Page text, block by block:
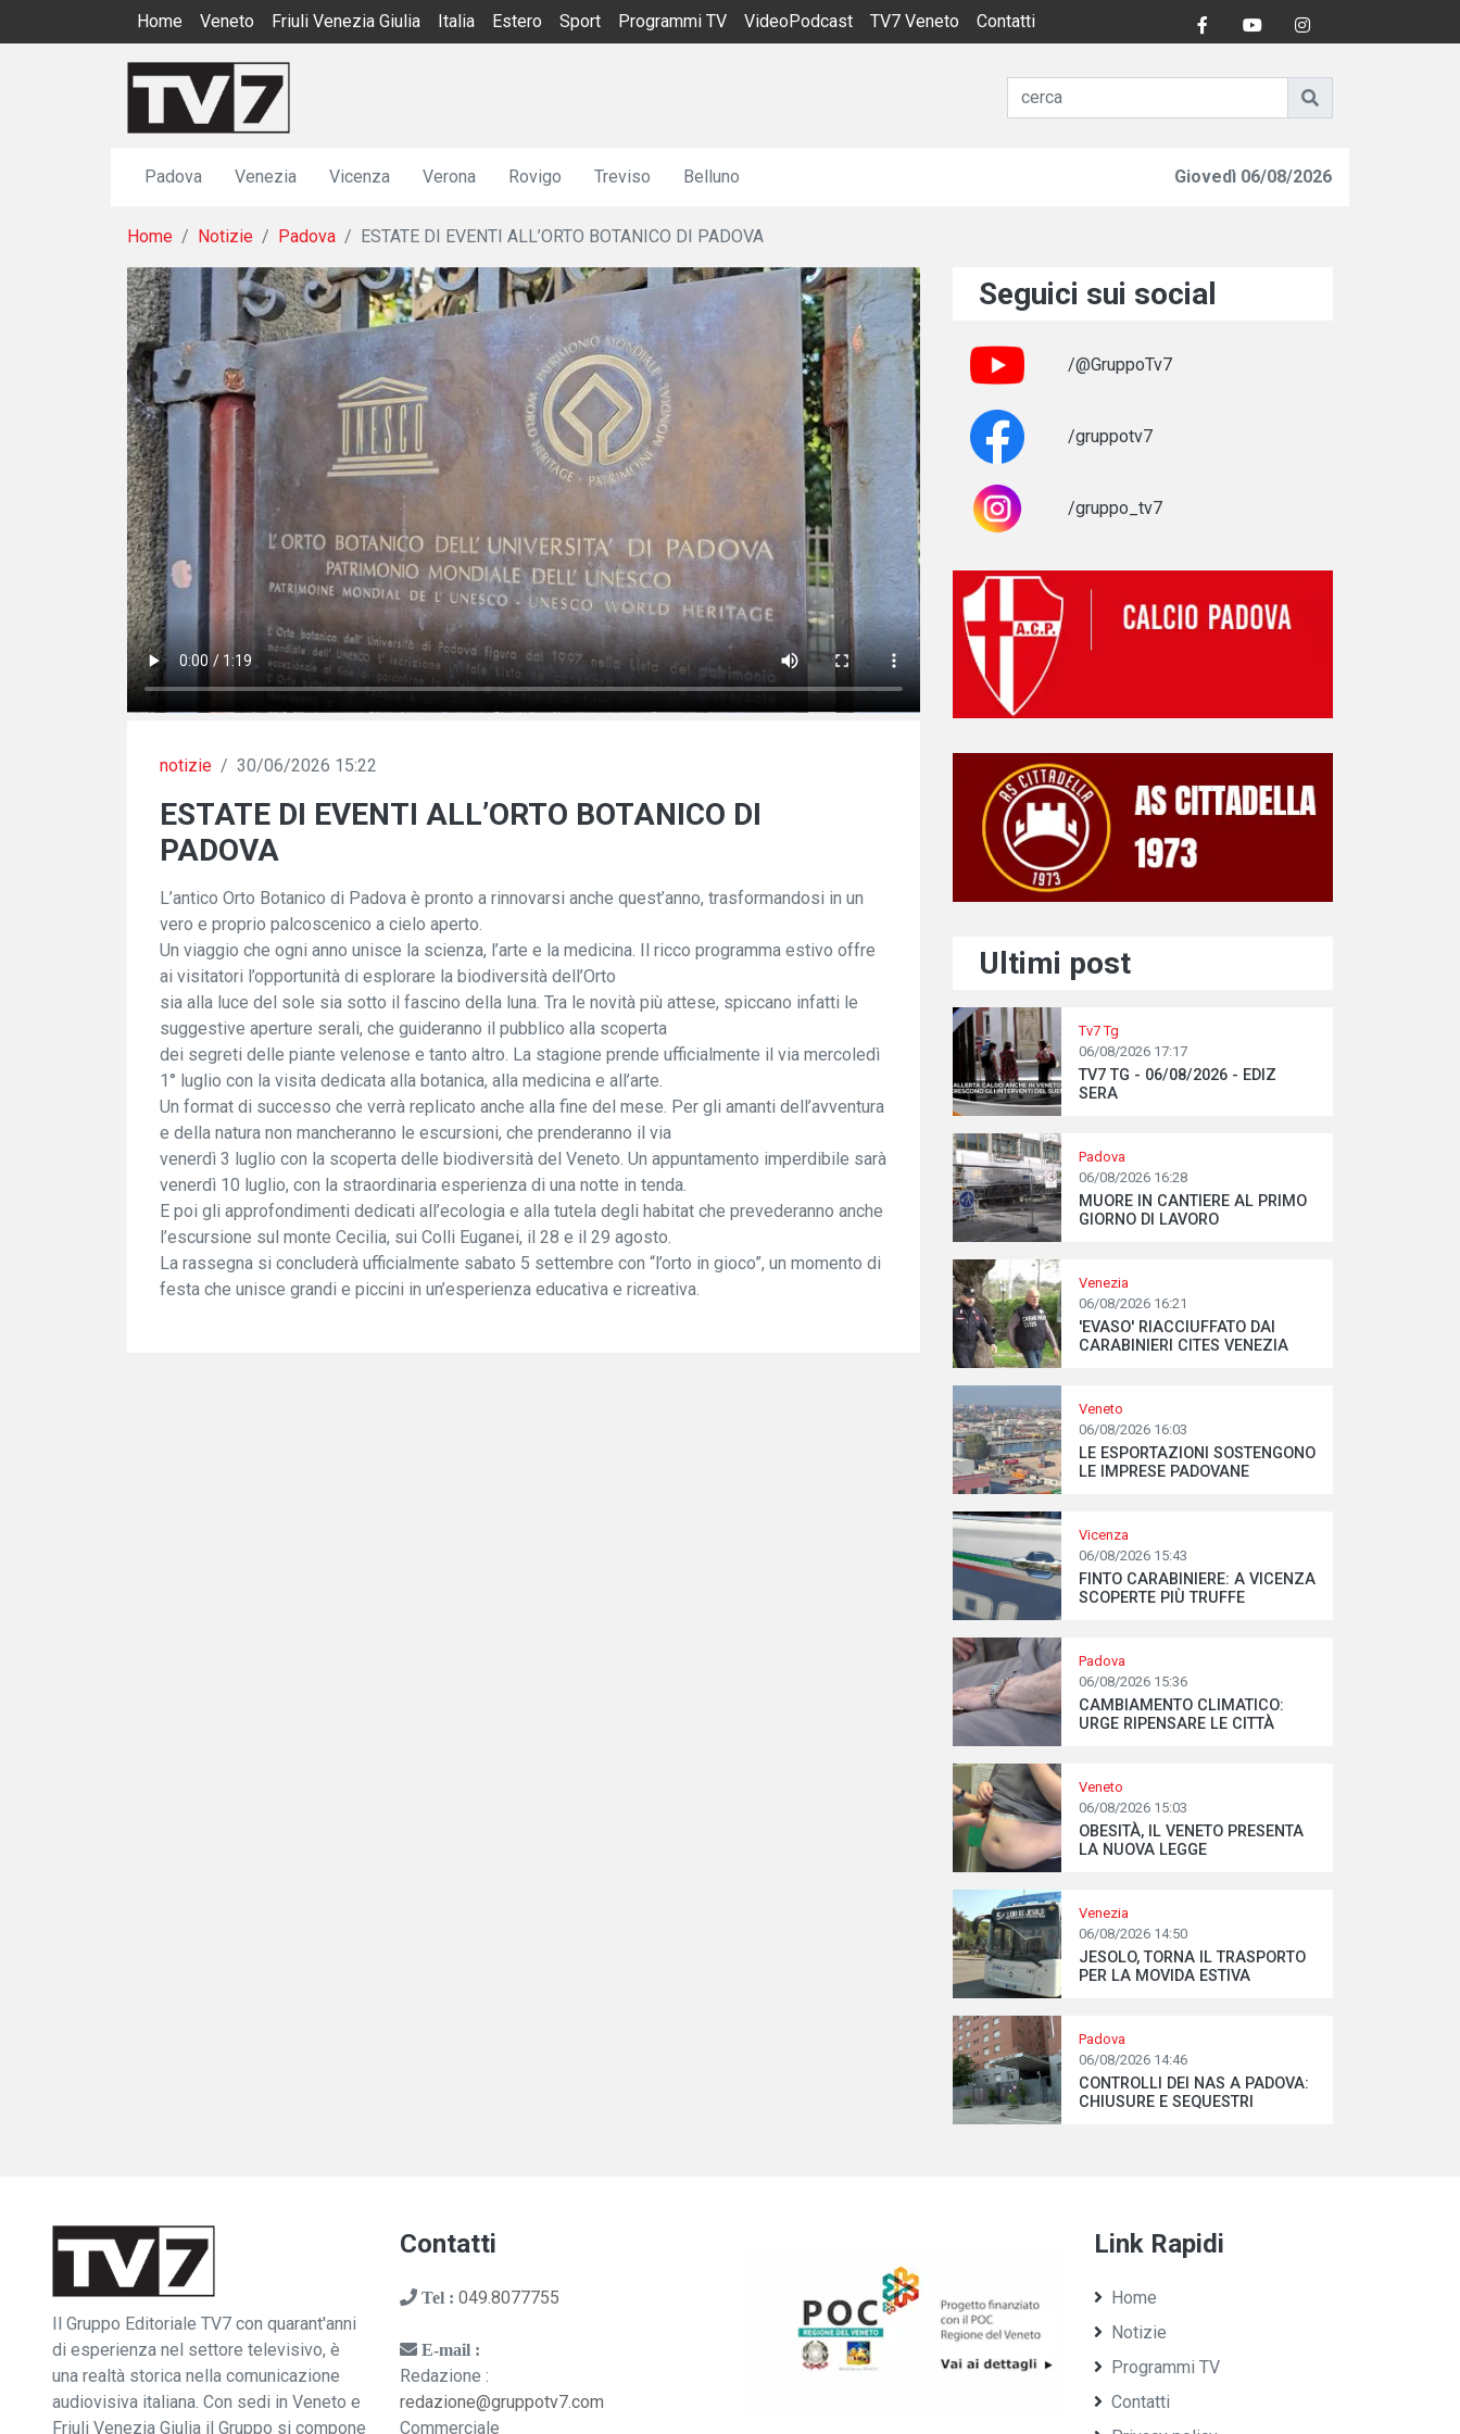
Home Veneto Friuli Venezia Giulia Italia Estero Sport Programmi TV VideoPodcast TV7 Veneto Contatti
Padova Venezia Vicenza Verona Rovigo Treviso Belluno Giovedì 06/08/2026
Home Notizie Padova ESTATE DI EVENTI ALL’ORTO BOTANICO DI PADOVA
notizie / 30/06/2026 15:22
ESTATE DI EVENTI ALL’ORTO BOTANICO DI
PADOVA
L’antico Orto Botanico di Padova è pronto a rinnovarsi anche quest’anno, trasformandosi in un
vero e proprio palcoscenico a cielo aperto.
Un viaggio che ogni anno unisce la scienza, l’arte e la medicina. Il ricco programma estivo offre
ai visitatori l’opportunità di esplorare la biodiversità dell’Orto
sia alla luce del sole sia sotto il fascino della luna. Tra le novità più attese, spiccano infatti le
suggestive aperture serali, che guideranno il pubblico alla scoperta
dei segreti delle piante velenose e tanto altro. La stagione prende ufficialmente il via mercoledì
1° luglio con la visita dedicata alla botanica, alla medicina e all’arte.
Un format di successo che verrà replicato anche alla fine del mese. Per gli amanti dell’avventura
e della natura non mancheranno le escursioni, che prenderanno il via
venerdì 3 luglio con la scoperta delle biodiversità del Veneto. Un appuntamento imperdibile sarà
venerdì 10 luglio, con la straordinaria esperienza di una notte in tenda.
E poi gli approfondimenti dedicati all’ecologia e alla tutela degli habitat che prevederanno anche
l’escursione sul monte Cecilia, sui Colli Euganei, il 28 e il 29 agosto.
La rassegna si concluderà ufficialmente sabato 5 settembre con “l’orto in gioco”, un momento di
festa che unisce grandi e piccini in un’esperienza educativa e ricreativa.
Seguici sui social
/@GruppoTv7
/gruppotv7
/gruppo_tv7
Ultimi post
Tv7 Tg
06/08/2026 17:17
TV7 TG - 06/08/2026 - EDIZ
SERA
Padova
06/08/2026 16:28
MUORE IN CANTIERE AL PRIMO
GIORNO DI LAVORO
Venezia
06/08/2026 16:21
'EVASO' RIACCIUFFATO DAI
CARABINIERI CITES VENEZIA
Veneto
06/08/2026 16:03
LE ESPORTAZIONI SOSTENGONO
LE IMPRESE PADOVANE
Vicenza
06/08/2026 15:43
FINTO CARABINIERE: A VICENZA
SCOPERTE PIÙ TRUFFE
Padova
06/08/2026 15:36
CAMBIAMENTO CLIMATICO:
URGE RIPENSARE LE CITTÀ
Veneto
06/08/2026 15:03
OBESITÀ, IL VENETO PRESENTA
LA NUOVA LEGGE
Venezia
06/08/2026 14:50
JESOLO, TORNA IL TRASPORTO
PER LA MOVIDA ESTIVA
Padova
06/08/2026 14:46
CONTROLLI DEI NAS A PADOVA:
CHIUSURE E SEQUESTRI
Il Gruppo Editoriale TV7 con quarant'anni
di esperienza nel settore televisivo, è
una realtà storica nella comunicazione
audiovisiva italiana. Con sedi in Veneto e
Friuli Venezia Giulia il Gruppo si compone
Contatti
Tel : 049.8077755
E-mail :
Redazione :
redazione@gruppotv7.com
Commerciale
Link Rapidi
Home
Notizie
Programmi TV
Contatti